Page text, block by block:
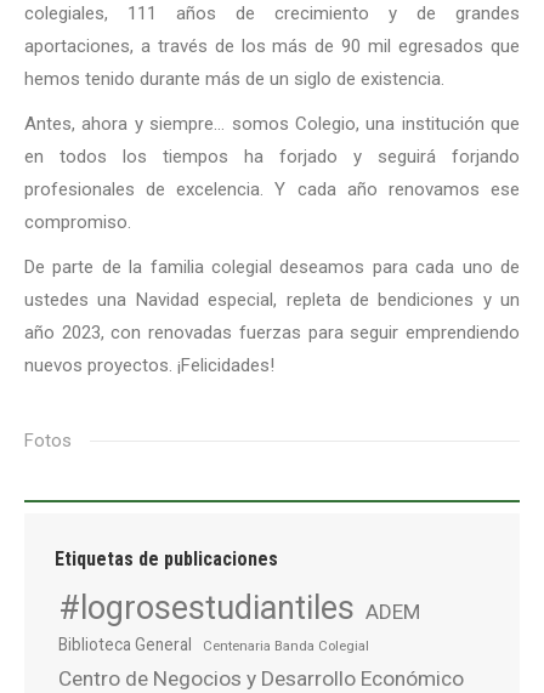
colegiales, 111 años de crecimiento y de grandes
aportaciones, a través de los más de 90 mil egresados que
hemos tenido durante más de un siglo de existencia.
Antes, ahora y siempre… somos Colegio, una institución que
en todos los tiempos ha forjado y seguirá forjando
profesionales de excelencia. Y cada año renovamos ese
compromiso.
De parte de la familia colegial deseamos para cada uno de
ustedes una Navidad especial, repleta de bendiciones y un
año 2023, con renovadas fuerzas para seguir emprendiendo
nuevos proyectos. ¡Felicidades!
Fotos
Etiquetas de publicaciones
#logrosestudiantiles ADEM
Biblioteca General Centenaria Banda Colegial
Centro de Negocios y Desarrollo Económico